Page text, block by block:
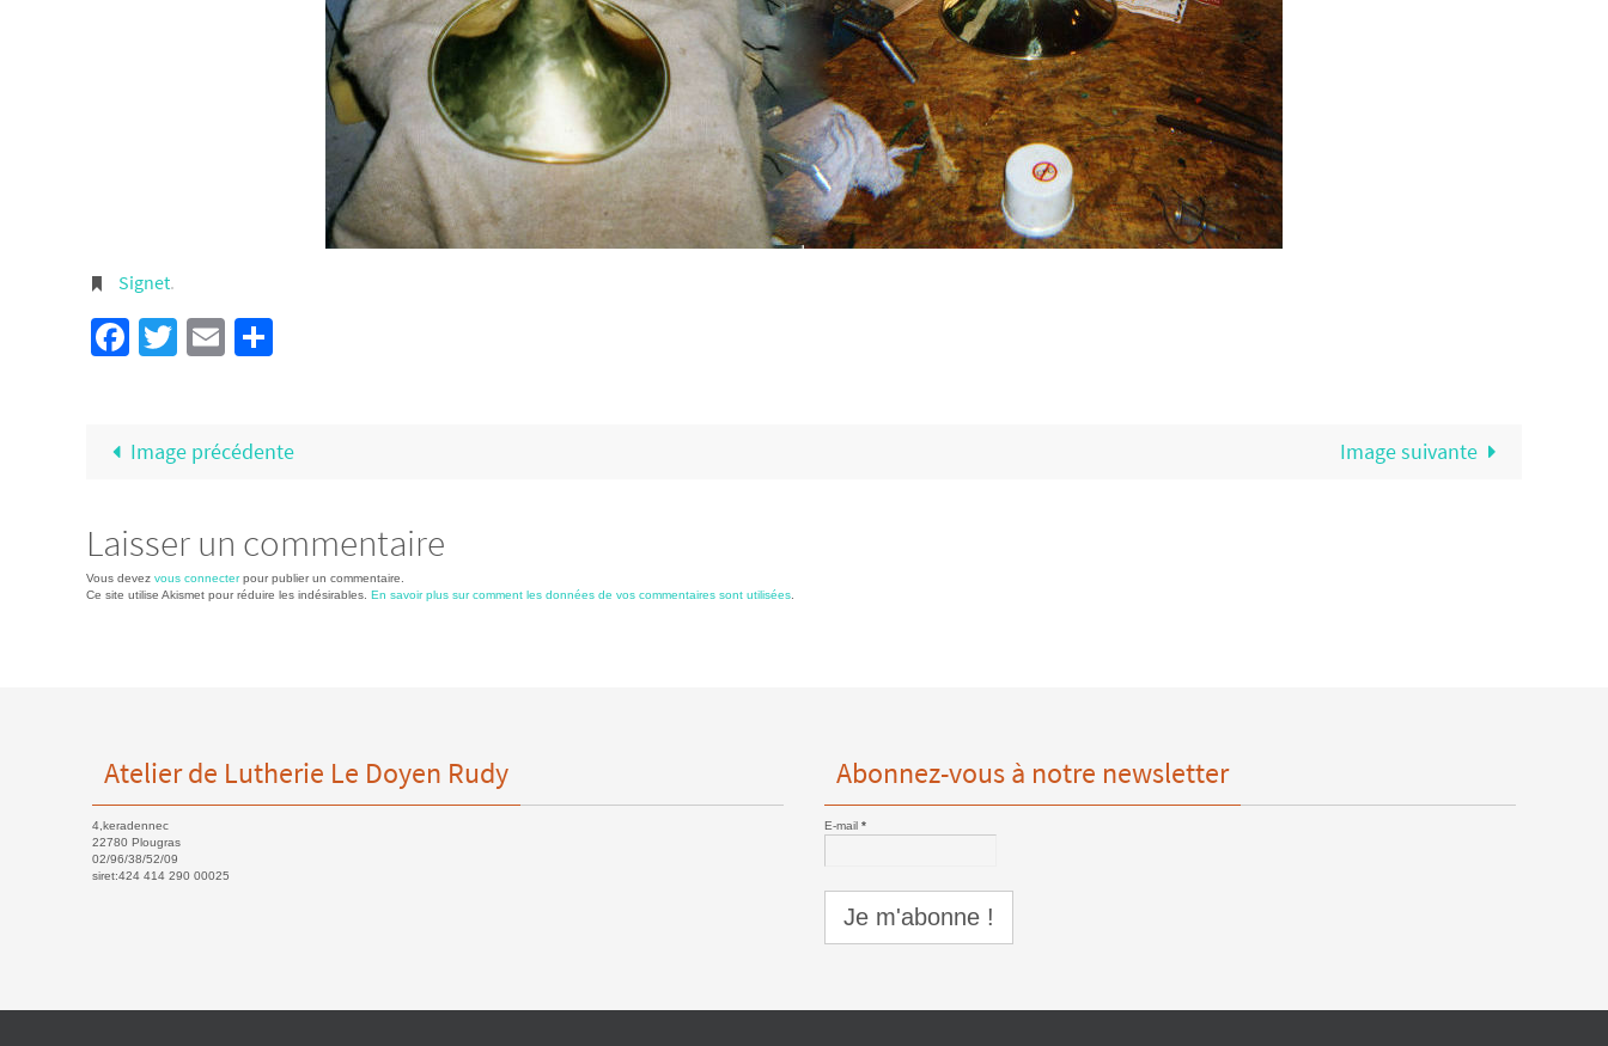
Signet.
Facebook
Twitter
Email
Image précédente Image suivante
Laisser un commentaire
Vous devez vous connecterpour publier un commentaire.
Ce site utilise Akismet pour réduire les indésirables. En savoir plus sur comment les données de vos commentaires sont utilisées
Atelier de Lutherie Le Doyen Rudy
4,keradennec
22780 Plougras
02/96/38/52/09
siret:424 414 290 00025
Abonnez-vous à notre newsletter
E-mail *